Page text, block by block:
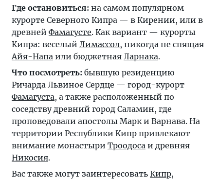
Где остановиться: на самом популярном
курорте Северного Кипра — в Кирении, или в
древней Фамагусте. Как вариант — курорты
Кипра: веселый Лимассол, никогда не спящая
Айя-Напа или бюджетная Ларнака.
Что посмотреть: бывшую резиденцию
Ричарда Львиное Сердце — город-курорт
Фамагуста, а также расположенный по
соседству древний город Саламин, где
проповедовали апостолы Марк и Варнава. На
территории Республики Кипр привлекают
внимание монастыри Троодоса и древняя
Никосия.
Вас также могут заинтересовать Кипр,